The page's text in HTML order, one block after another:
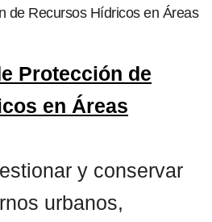
de Recursos Hídricos en Áreas
Protección de
en Áreas
y conservar
urbanos,